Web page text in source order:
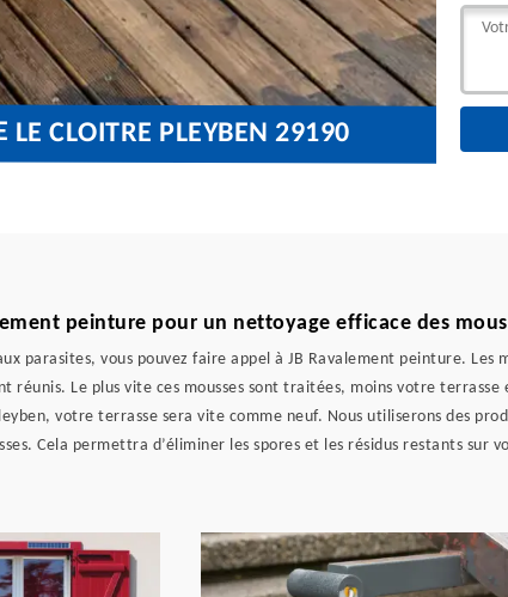
LE CLOITRE PLEYBEN 29190
peinture pour un nettoyage efficace des
parasites, vous pouvez faire appel à JB Ravalement peinture. Les
réunis. Le plus vite ces mousses sont traitées, moins votre terrasse
votre terrasse sera vite comme neuf. Nous utiliserons des
Cela permettra d’éliminer les spores et les résidus restants sur